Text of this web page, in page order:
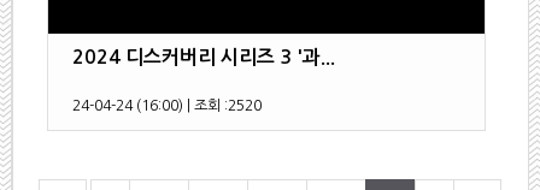
2024 디스커버리 시리즈 3 '과...
24-04-24 (16:00) 조회 :2520